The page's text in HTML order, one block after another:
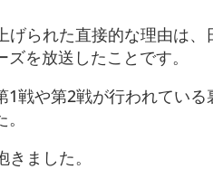
げられた直接的な理由は
を放送したことです。
戦や第2戦が行われてい
ました。